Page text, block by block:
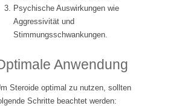
Psychische Auswirkungen wie
Aggressivität und
Stimmungsschwankungen.
Anwendung
Steroide optimal zu nutzen, sollten
Schritte beachtet werden: